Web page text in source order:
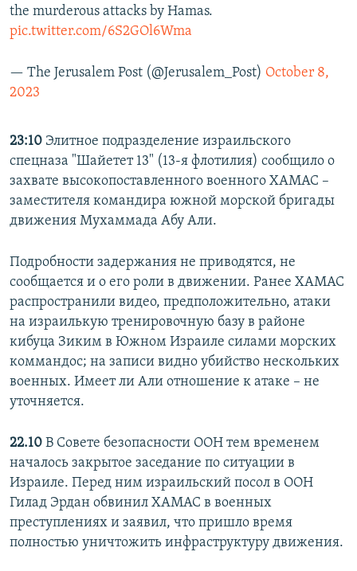
the murderous attacks by Hamas.
pic.twitter.com/6S2GOl6Wma
— The Jerusalem Post (@Jerusalem_Post) October 8,
2023
23:10 Элитное подразделение израильского
спецназа "Шайетет 13" (13-я флотилия) сообщило о
захвате высокопоставленного военного ХАМАС –
заместителя командира южной морской бригады
движения Мухаммада Абу Али.
Подробности задержания не приводятся, не
сообщается и о его роли в движении. Ранее ХАМАС
распространили видео, предположительно, атаки
на израилькую тренировочную базу в районе
кибуца Зиким в Южном Израиле силами морских
коммандос; на записи видно убийство нескольких
военных. Имеет ли Али отношение к атаке – не
уточняется.
22.10 В Совете безопасности ООН тем временем
началось закрытое заседание по ситуации в
Израиле. Перед ним израильский посол в ООН
Гилад Эрдан обвинил ХАМАС в военных
преступлениях и заявил, что пришло время
полностью уничтожить инфраструктуру движения.